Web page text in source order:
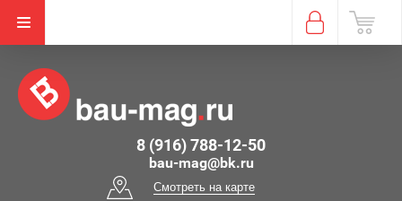
8 (916) 788-12-50
bau-mag@bk.ru
Смотреть на карте